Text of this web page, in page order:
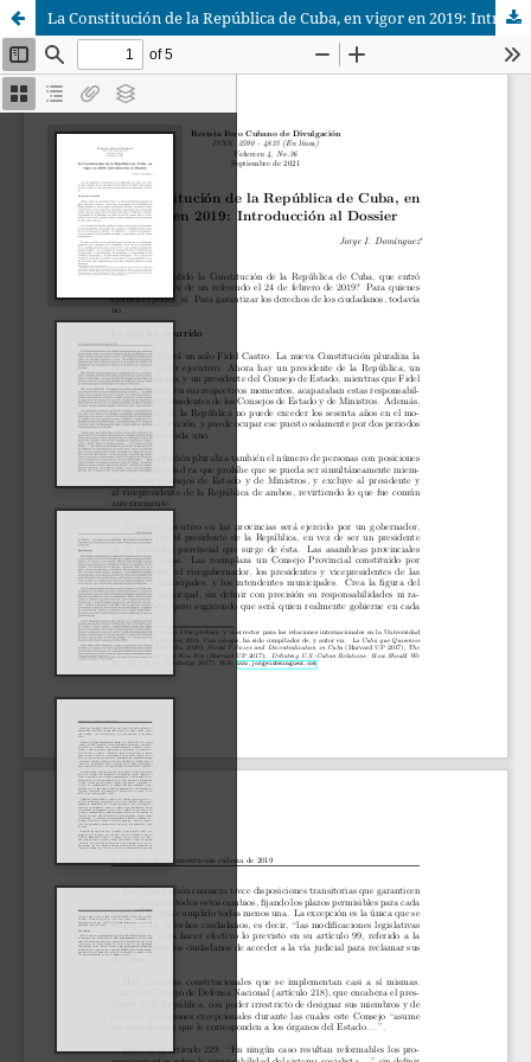
La Constitución de la República de Cuba, en vigor en 2019: Introducción al Dossier